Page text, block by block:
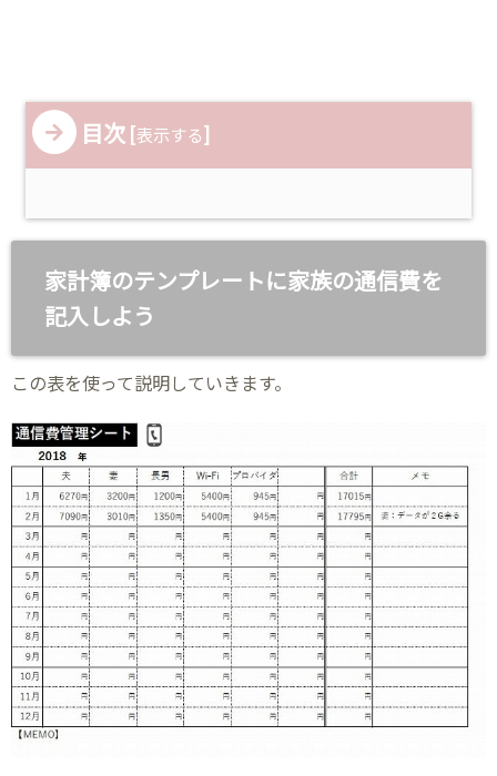
目次 [表示する]
家計簿のテンプレートに家族の通信費を
記入しよう
この表を使って説明していきます。